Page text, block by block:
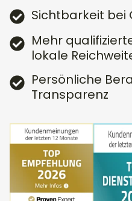
Sichtbarkeit bei
Mehr
lokale
Persönliche
Transparenz